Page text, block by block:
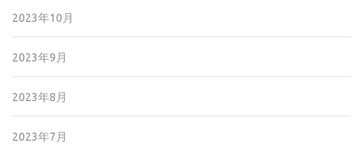
2023年10月
2023年9月
2023年8月
2023年7月